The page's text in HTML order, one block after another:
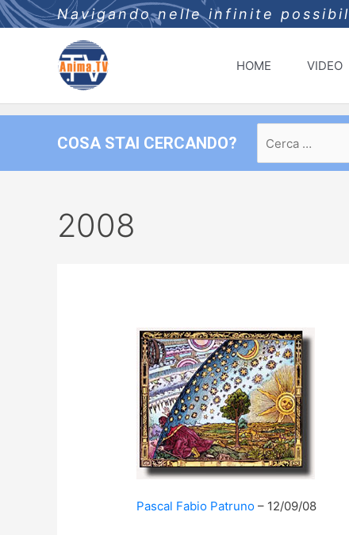
Navigando nelle infinite
HOME VIDEO
COSA STAI CERCANDO?
per:
2008
Pascal Fabio Patruno 12/09/08